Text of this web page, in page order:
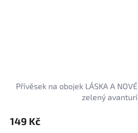
Přívěsek na obojek LÁSKA A
zelený
149 Kč